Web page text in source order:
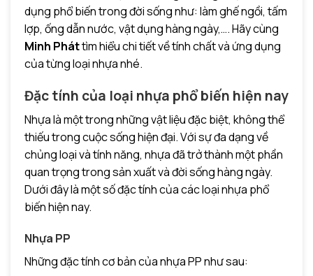
dụng phổ biến trong đời sống như: làm ghế ngồi, tấm
lợp, ống dẫn nước, vật dụng hàng ngày,…. Hãy cùng
Minh Pháttìm hiểu chi tiết về tính chất và ứng dụng
của từng loại nhựa nhé.
Đặc tính của loại nhựa phổ biến hiện nay
Nhựa là một trong những vật liệu đặc biệt, không thể
thiếu trong cuộc sống hiện đại. Với sự đa dạng về
chủng loại và tính năng, nhựa đã trở thành một phần
quan trọng trong sản xuất và đời sống hàng ngày.
Dưới đây là một số đặc tính của các loại nhựa phổ
biến hiện nay.
Nhựa PP
Những đặc tính cơ bản của nhựa PP như sau: